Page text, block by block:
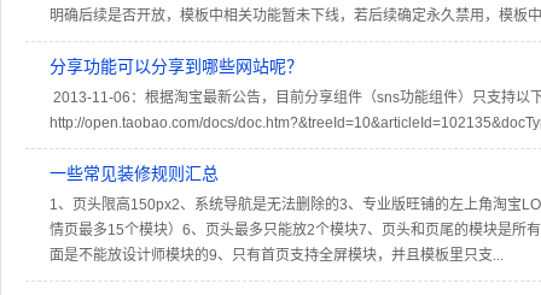
明确后续是否开放，模板中相关功能暂未下线，若后续确定永久禁用，模板
分享功能可以分享到哪些网站呢？
2013-11-06：根据淘宝最新公告，目前分享组件（sns功能组件）只支持
http://open.taobao.com/docs/
一些常见装修规则汇总
1、页头限高150px2、系统导航是无法删除的3、专业版旺铺的左上角淘宝
情页最多15个模块）6、页头最多只能放2个模块7、页头和页尾的模块是所
面是不能放设计师模块的9、只有首页支持全屏模块，并且模板里只支...